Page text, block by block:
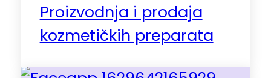
Proizvodnja i prodaja
kozmetičkih preparata